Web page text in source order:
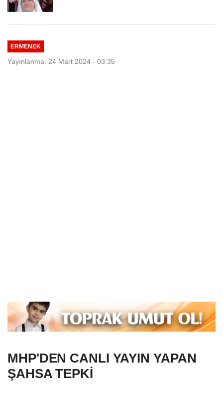
ERMENEK
Yayınlanma: 24 Mart 2024 - 03:35
MHP'DEN CANLI YAYIN YAPAN
ŞAHSA TEPKİ